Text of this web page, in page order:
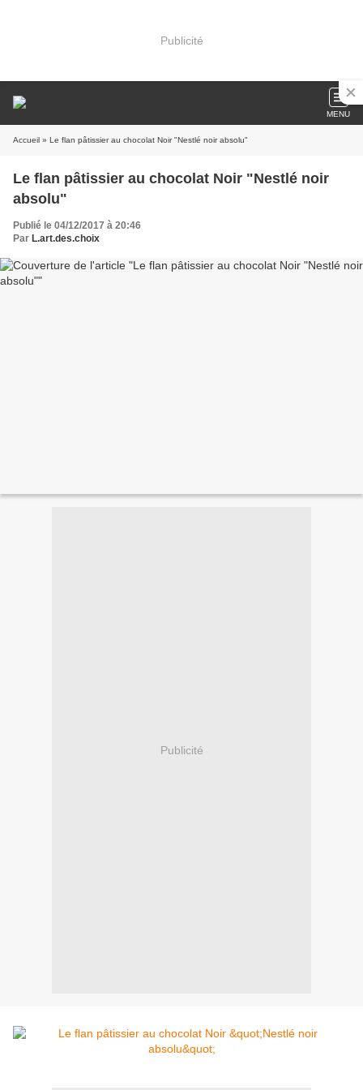
Publicité
MENU
Accueil » Le flan pâtissier au chocolat Noir "Nestlé noir absolu"
Le flan pâtissier au chocolat Noir "Nestlé noir
absolu"
Publié le 04/12/2017 à 20:46
Par L.art.des.choix
Publicité